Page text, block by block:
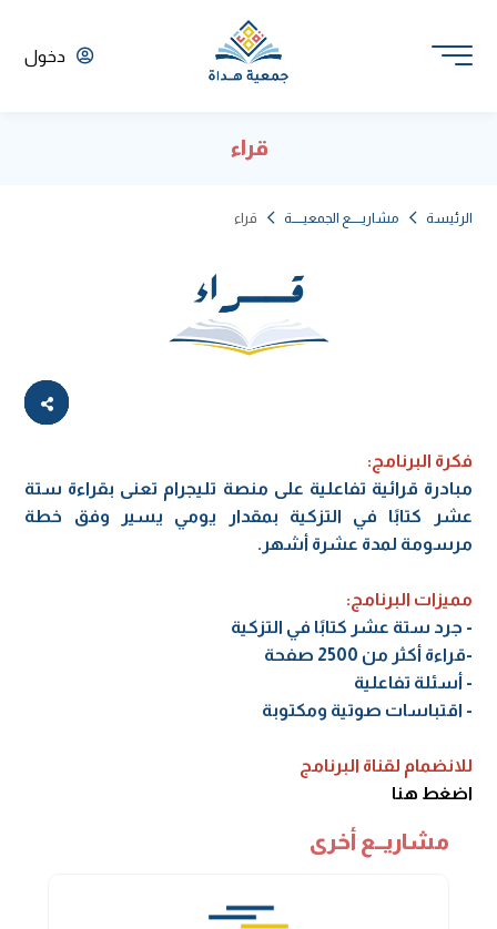
دخول
قراء
الرئيسة مشاريـــــع الجمعيـــــة قراء
فكرة البرنامج:
مبادرة قرائية تفاعلية على منصة تليجرام تعنى بقراءة ستة
عشر كتابًا في التزكية بمقدار يومي يسير وفق خطة
مرسومة لمدة عشرة أشهر.
مميزات البرنامج:
- جرد ستة عشر كتابًا في التزكية
-قراءة أكثر من 2500 صفحة
- أسئلة تفاعلية
- اقتباسات صوتية ومكتوبة
للانضمام لقناة البرنامج
اضغط هنا
مشاريــع أخرى